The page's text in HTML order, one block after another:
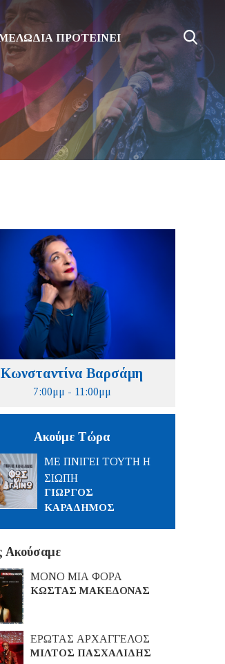
ΠΡΟΤΕΙΝΕΙ
Κωνσταντίνα Βαρσάμη
7:00μμ - 11:00μμ
Ακούμε Τώρα
ΜΕ ΠΝΙΓΕΙ ΤΟΥΤΗ Η
ΣΙΩΠΗ
ΓΙΩΡΓΟΣ
ΚΑΡΑΔΗΜΟΣ
Ακούσαμε
ΜΟΝΟ ΜΙΑ ΦΟΡΑ
ΚΩΣΤΑΣ ΜΑΚΕΔΟΝΑΣ
ΕΡΩΤΑΣ ΑΡΧΑΓΓΕΛΟΣ
ΜΙΛΤΟΣ ΠΑΣΧΑΛΙΔΗΣ